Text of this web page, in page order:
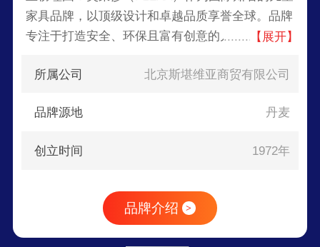
家具品牌，以顶级设计和卓越品质享誉全球。品牌
专注于打造安全、环保且富有创意的儿童家居环
制，确保无毒无害。其创新设计不仅注重功能性，
的需求。FLEXA的家具不仅美观实用，还通过模块
空间。选择FLEXA，意味着您选择了安全、环保与
【展开】
所属公司 北京斯堪维亚商贸有限公司
品牌源地 丹麦
创立时间 1972年
品牌介绍 >